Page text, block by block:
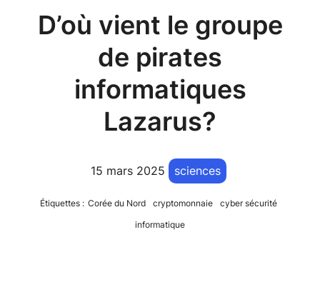
D’où vient le groupe
de pirates
informatiques
Lazarus?
15 mars 2025 sciences
Étiquettes : Corée du Nord cryptomonnaie
cyber sécurité
informatique